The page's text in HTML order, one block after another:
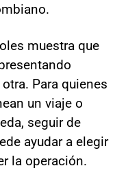
muestra que
Para quienes
un viaje o
seguir de
ayudar a elegir
la operación.